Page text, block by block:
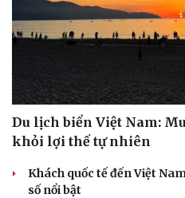
Sân khấu - Điện ảnh
Văn học
Âm nhạc
Di sản
Du lịch biển Việt Nam:
khỏi lợi thế tự nhiên
Khách quốc tế đến Việt
số nổi bật